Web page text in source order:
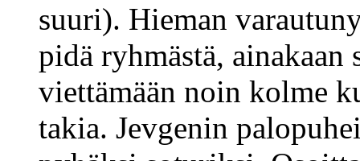
suuri). Hieman
pidä ryhmästä,
viettämään noin kolme
takia. Jevgenin